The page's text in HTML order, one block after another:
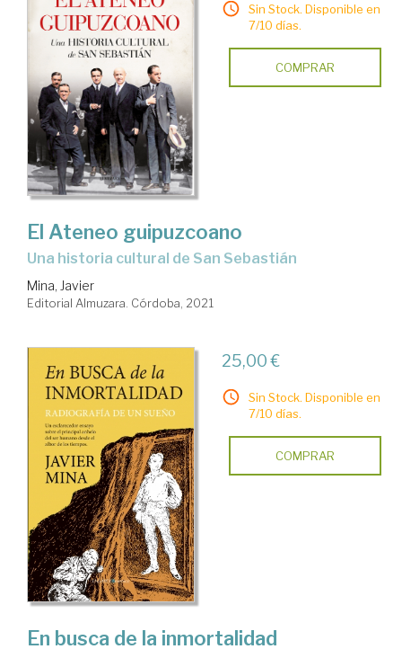
Sin Stock. Disponible en
7/10 días.
COMPRAR
El Ateneo guipuzcoano
una historia cultural de San Sebastián
Mina, Javier
Editorial Almuzara. Córdoba, 2021
25,00 €
Sin Stock. Disponible en
7/10 días.
COMPRAR
En busca de la inmortalidad